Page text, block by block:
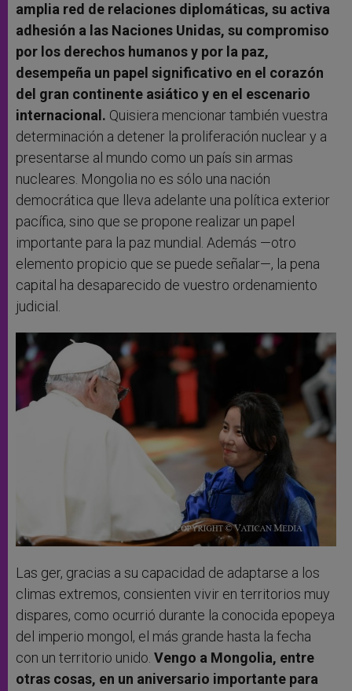
amplia red de relaciones diplomáticas, su activa
adhesión a las Naciones Unidas, su compromiso
por los derechos humanos y por la paz,
desempeña un papel significativo en el corazón
del gran continente asiático y en el escenario
internacional. Quisiera mencionar también vuestra
determinación a detener la proliferación nuclear y a
presentarse al mundo como un país sin armas
nucleares. Mongolia no es sólo una nación
democrática que lleva adelante una política exterior
pacífica, sino que se propone realizar un papel
importante para la paz mundial. Además —otro
elemento propicio que se puede señalar—, la pena
capital ha desaparecido de vuestro ordenamiento
judicial.
Las ger, gracias a su capacidad de adaptarse a los
climas extremos, consienten vivir en territorios muy
dispares, como ocurrió durante la conocida epopeya
del imperio mongol, el más grande hasta la fecha
con un territorio unido. Vengo a Mongolia, entre
otras cosas, en un aniversario importante para